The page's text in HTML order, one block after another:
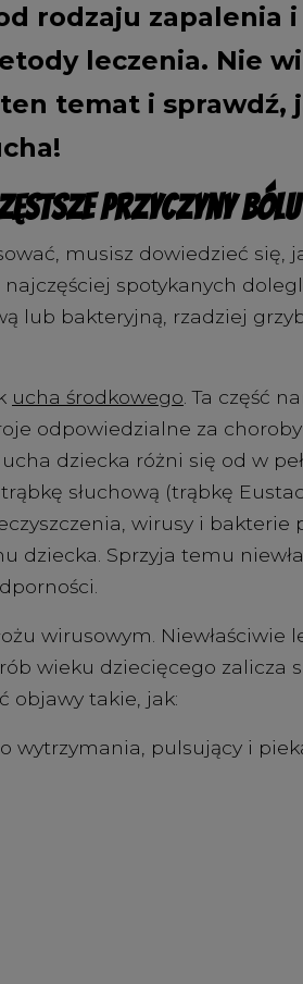
rodzaju zapalenia
leczenia. Nie
temat i sprawdź,
przyczyny bólu
musisz dowiedzieć się,
spotykanych
lub bakteryjną, rzadziej
ucha środkowego . Ta część
odpowiedzialne za
dziecka różni się od w
słuchową (trąbkę
wirusy i
dziecka. Sprzyja temu
wirusowym. Niewłaściwie
wieku dziecięcego zalicza
objawy takie, jak:
wytrzymania, pulsujący i